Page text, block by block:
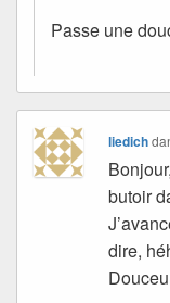
Passe une
liedich
butoir
dire,